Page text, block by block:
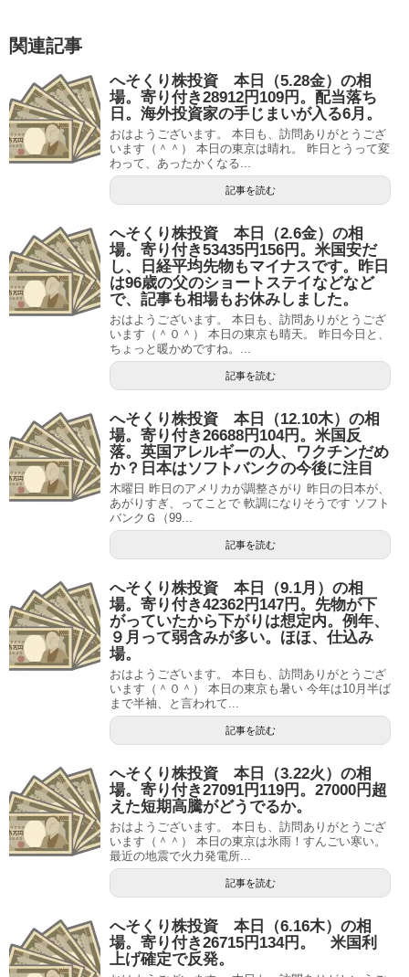
関連記事
へそくり株投資 本日（5.28金）の相
場。寄り付き28912円109円。配当落ち
日。海外投資家の手じまいが入る6月。
おはようございます。 本日も、訪問ありがとうござ
います（＾＾） 本日の東京は晴れ。 昨日とうって変
わって、あったかくなる...
記事を読む
へそくり株投資 本日（2.6金）の相
場。寄り付き53435円156円。米国安だ
し、日経平均先物もマイナスです。昨日
は96歳の父のショートステイなどなど
で、記事も相場もお休みしました。
おはようございます。 本日も、訪問ありがとうござ
います（＾０＾） 本日の東京も晴天。 昨日今日と、
ちょっと暖かめですね。...
記事を読む
へそくり株投資 本日（12.10木）の相
場。寄り付き26688円104円。米国反
落。英国アレルギーの人、ワクチンだめ
か？日本はソフトバンクの今後に注目
木曜日 昨日のアメリカが調整さがり 昨日の日本が、
あがりすぎ、ってことで 軟調になりそうです ソフト
バンクＧ（99...
記事を読む
へそくり株投資 本日（9.1月）の相
場。寄り付き42362円147円。先物が下
がっていたから下がりは想定内。例年、
９月って弱含みが多い。ほほ、仕込み
場。
おはようございます。 本日も、訪問ありがとうござ
います（＾０＾） 本日の東京も暑い 今年は10月半ば
まで半袖、と言われて...
記事を読む
へそくり株投資 本日（3.22火）の相
場。寄り付き27091円119円。27000円超
えた短期高騰がどうでるか。
おはようございます。 本日も、訪問ありがとうござ
います（＾＾） 本日の東京は氷雨！すんごい寒い。
最近の地震で火力発電所...
記事を読む
へそくり株投資 本日（6.16木）の相
場。寄り付き26715円134円。 米国利
上げ確定で反発。